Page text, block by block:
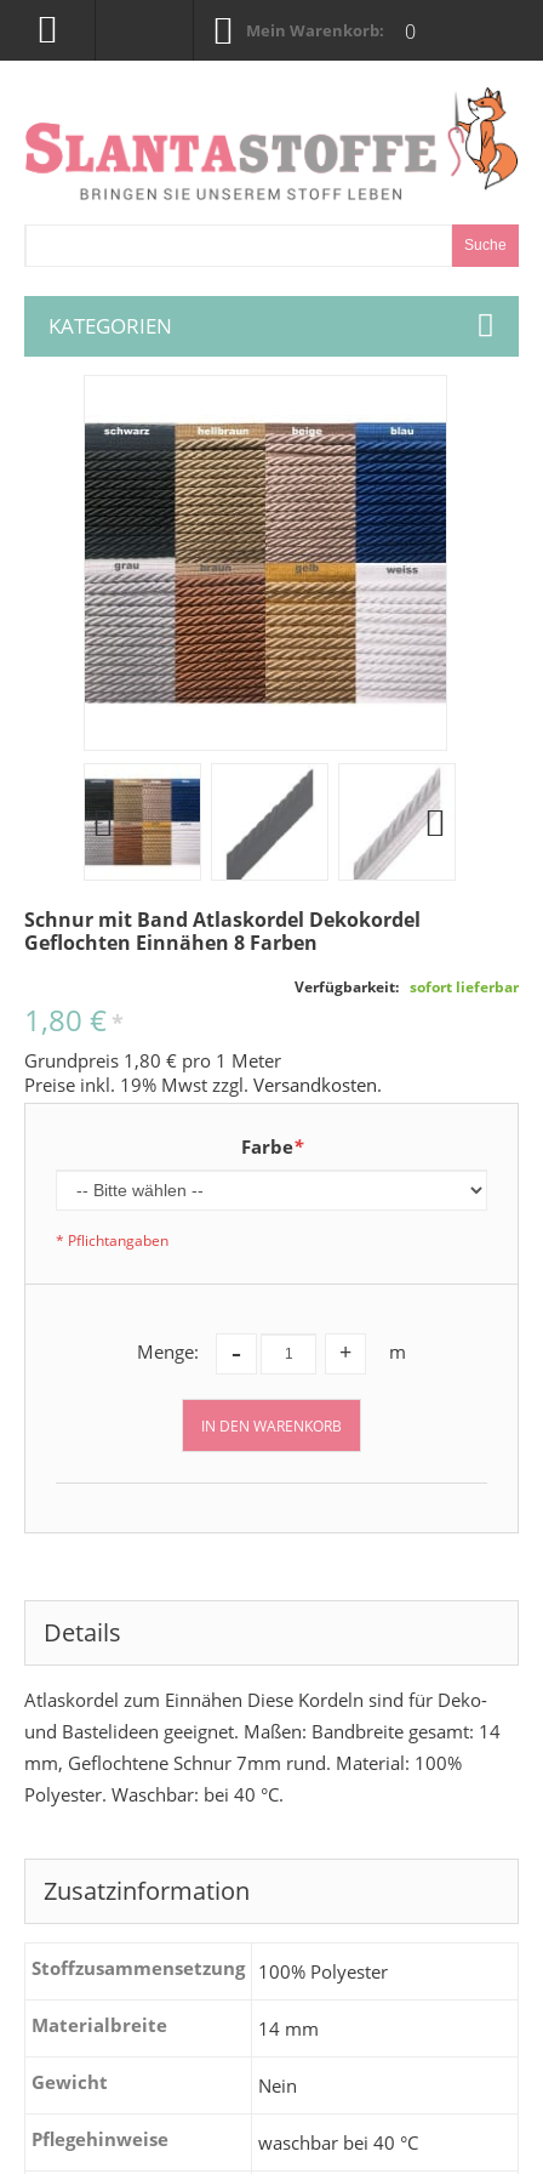
Mein Warenkorb: 0
Suche
KATEGORIEN
Schnur mit Band Atlaskordel Dekokordel
Geflochten Einnähen 8 Farben
Verfügbarkeit: sofort lieferbar
1,80 € *
Grundpreis 1,80 € pro 1 Meter
Preise inkl. 19% Mwst zzgl. Versandkosten.
*
Farbe
* Pflichtangaben
Menge: +
- m
IN DEN WARENKORB
Details
Atlaskordel zum Einnähen Diese Kordeln sind für Deko-
und Bastelideen geeignet. Maßen: Bandbreite gesamt: 14
mm, Geflochtene Schnur 7mm rund. Material: 100%
Polyester. Waschbar: bei 40 °C.
Zusatzinformation
Stoffzusammensetzung 100% Polyester
Materialbreite 14 mm
Gewicht Nein
Pflegehinweise waschbar bei 40 °C